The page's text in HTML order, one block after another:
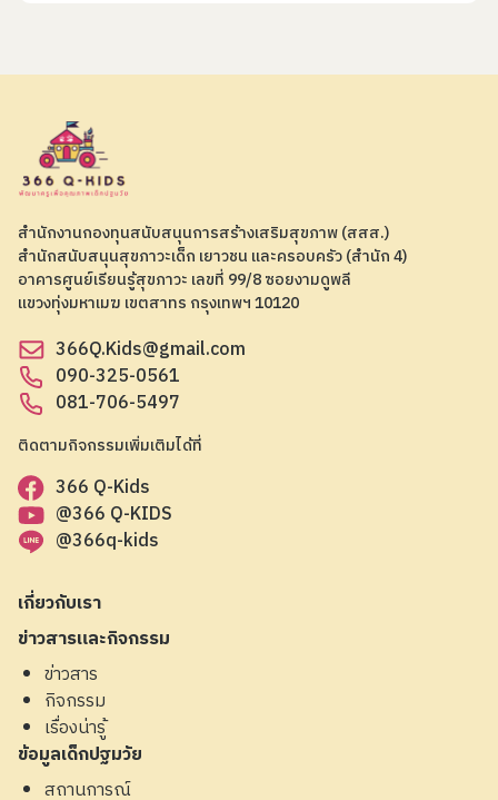
สำนักงานกองทุนสนับสนุนการสร้างเสริมสุขภาพ (สสส.)
สำนักสนับสนุนสุขภาวะเด็ก เยาวชน และครอบครัว (สำนัก 4)
อาคารศูนย์เรียนรู้สุขภาวะ เลขที่ 99/8 ซอยงามดูพลี
แขวงทุ่งมหาเมฆ เขตสาทร กรุงเทพฯ 10120
366Q.Kids@gmail.com
090-325-0561
081-706-5497
เกี่ยวกับเรา
ข่าวสารและกิจกรรม
ข่าวสาร
กิจกรรม
เรื่องน่ารู้
ข้อมูลเด็กปฐมวัย
สถานการณ์
ติดตามกิจกรรมเพิ่มเติมได้ที่
366 Q-Kids
@366 Q-KIDS
@366q-kids